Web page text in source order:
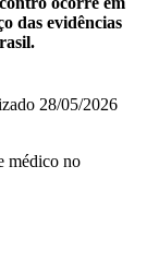
das evidências
28/05/2026